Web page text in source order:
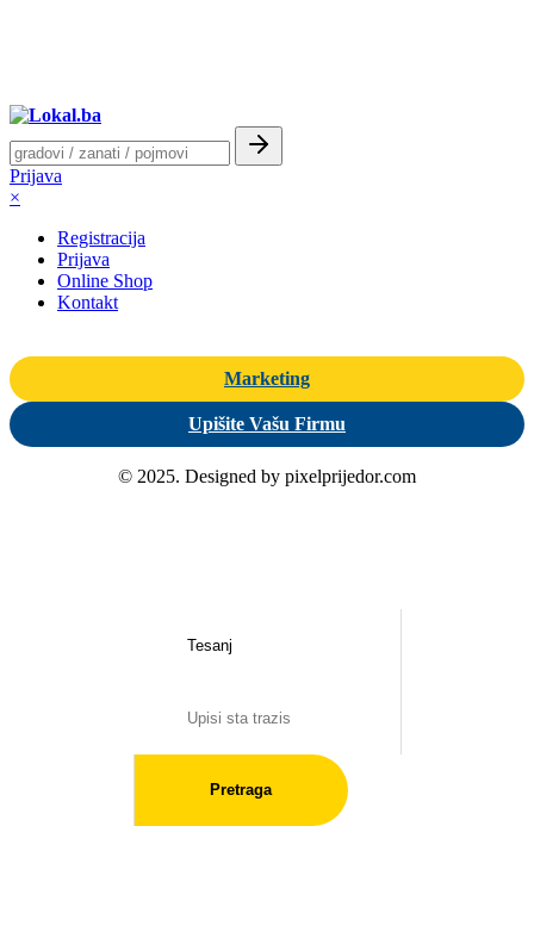
Prijava
×
Registracija
Prijava
Online Shop
Kontakt
Marketing
Upišite Vašu Firmu
© 2025. Designed by pixelprijedor.com
Pretraga